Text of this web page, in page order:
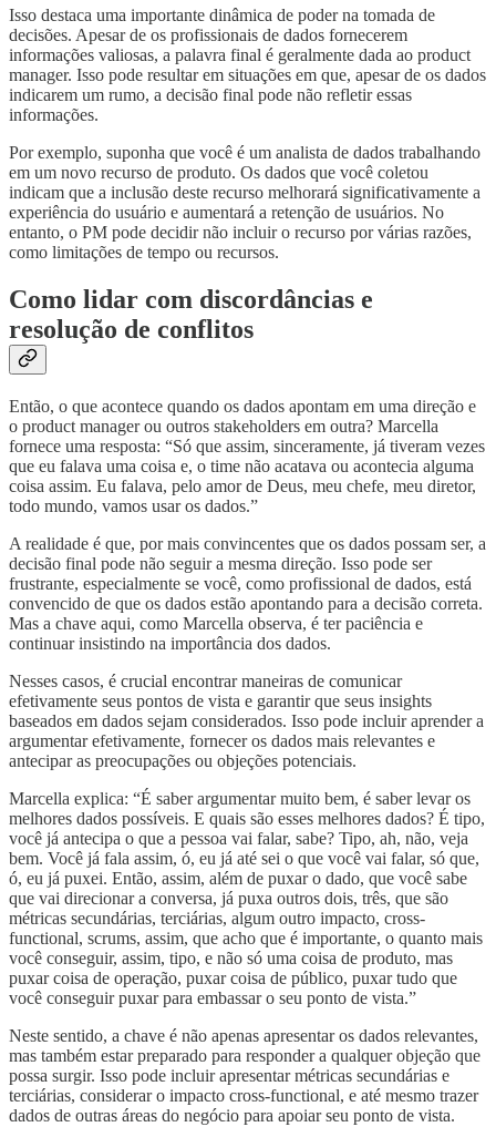
Isso destaca uma importante dinâmica de poder na tomada de
decisões. Apesar de os profissionais de dados fornecerem
informações valiosas, a palavra final é geralmente dada ao product
manager. Isso pode resultar em situações em que, apesar de os dados
indicarem um rumo, a decisão final pode não refletir essas
informações.
Por exemplo, suponha que você é um analista de dados trabalhando
em um novo recurso de produto. Os dados que você coletou
indicam que a inclusão deste recurso melhorará significativamente a
experiência do usuário e aumentará a retenção de usuários. No
entanto, o PM pode decidir não incluir o recurso por várias razões,
como limitações de tempo ou recursos.
Como lidar com discordâncias e
resolução de conflitos
Então, o que acontece quando os dados apontam em uma direção e
o product manager ou outros stakeholders em outra? Marcella
fornece uma resposta: “Só que assim, sinceramente, já tiveram vezes
que eu falava uma coisa e, o time não acatava ou acontecia alguma
coisa assim. Eu falava, pelo amor de Deus, meu chefe, meu diretor,
todo mundo, vamos usar os dados.”
A realidade é que, por mais convincentes que os dados possam ser, a
decisão final pode não seguir a mesma direção. Isso pode ser
frustrante, especialmente se você, como profissional de dados, está
convencido de que os dados estão apontando para a decisão correta.
Mas a chave aqui, como Marcella observa, é ter paciência e
continuar insistindo na importância dos dados.
Nesses casos, é crucial encontrar maneiras de comunicar
efetivamente seus pontos de vista e garantir que seus insights
baseados em dados sejam considerados. Isso pode incluir aprender a
argumentar efetivamente, fornecer os dados mais relevantes e
antecipar as preocupações ou objeções potenciais.
Marcella explica: “É saber argumentar muito bem, é saber levar os
melhores dados possíveis. E quais são esses melhores dados? É tipo,
você já antecipa o que a pessoa vai falar, sabe? Tipo, ah, não, veja
bem. Você já fala assim, ó, eu já até sei o que você vai falar, só que,
ó, eu já puxei. Então, assim, além de puxar o dado, que você sabe
que vai direcionar a conversa, já puxa outros dois, três, que são
métricas secundárias, terciárias, algum outro impacto, cross-
functional, scrums, assim, que acho que é importante, o quanto mais
você conseguir, assim, tipo, e não só uma coisa de produto, mas
puxar coisa de operação, puxar coisa de público, puxar tudo que
você conseguir puxar para embassar o seu ponto de vista.”
Neste sentido, a chave é não apenas apresentar os dados relevantes,
mas também estar preparado para responder a qualquer objeção que
possa surgir. Isso pode incluir apresentar métricas secundárias e
terciárias, considerar o impacto cross-functional, e até mesmo trazer
dados de outras áreas do negócio para apoiar seu ponto de vista.